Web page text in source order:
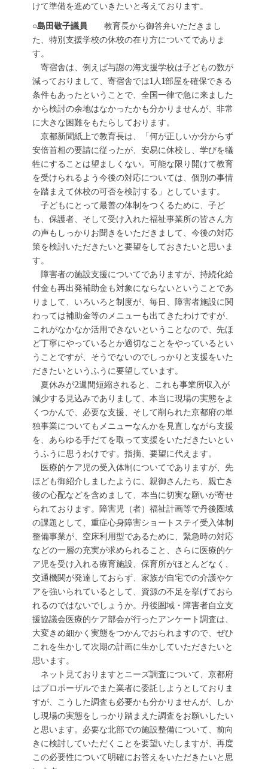
けて準備を進めていきたいと考えております。
○島田敬子議員 教育長から御答弁いただきまし
た、特別支援学校の休校の在り方についてでありま
す。
寄宿舎は、例えば与謝の海支援学校は子どもの数が
減っておりまして、寄宿舎では1人1部屋を確保できる
条件もあったということで、全国一律で急に来ました
から検討の余地はなかったかも分かりませんが、非常
に大きな困難をもたらしております。
京都新聞紙上で教育長は、「何が正しいか分からず
安倍首相の要請に従ったが、安易に休校し、学びを犠
牲にすることは望ましくない。可能な限り開けて教育
を受けられるよう今後の対応については、個別の事情
を踏まえて休校の可否を検討する」としています。
子どもにとって最善の体制をつくるために、子ど
も、保護者、そして受け入れた福祉事業所の皆さん方
の声もしっかりお聞きをいただきまして、今後の対応
策を検討いただきたいと要望をしておきたいと思いま
す。
障害者の施設支援についてでありますが、持続化給
付金も再出発補助金も対象にならないということであ
りまして、いろいろと制度が、毎日、障害者施設に関
わっては補助金等のメニューも出てきたわけですが、
これがなかなか活用できないということなので、先ほ
ど丁寧にやっているとか適切なことをやっているとい
うことですが、そうでないのでしっかりと支援をいた
だきたいというふうに要望しています。
夏休みが2週間短縮されると、これも事業所収入が
減少する見込みでありまして、本当に現場の実態をよ
くつかんで、必要な支援、そして削られた京都府の単
独事業についてもメニューなんかを見直しながら支援
を、あらゆる手だてを取って支援をいただきたいとい
うふうに思うわけです。指摘、要望に代えます。
医療的ケア児の受入体制についてでありますが、先
ほども御紹介しましたように、親御さんたち、親亡き
後の心配などを含めまして、本当に切実な願いが寄せ
られております。障害児（者）福祉計画等で丹後圏域
の課題として、重症心身障害ショートステイ受入体制
整備事業が、空床利用型であるために、緊急時の対応
などの一層の充実が求められること、さらに医療的ケ
ア児を受け入れる療育施設、保育所がほとんどなく、
交通機関が発達しておらず、家族が自宅での介護やケ
アを強いられているとして、資源の不足を挙げておら
れるのではないでしょうか。丹後圏域・障害者自立支
援協議会医療的ケア部会が行ったアンケート調査は、
大変きめ細かく実態をつかんでおられますので、ぜひ
これを生かして次期の計画に生かしていただきたいと
思います。
ネット見ておりますとニーズ調査について、京都府
はプロポーザルでまた業者に委託しようとしておりま
すが、こうした調査も必要かも分かりませんが、しか
し現場の実態をしっかり踏まえた調査をお願いしたい
と思います。必要な北部での施設整備について、前向
きに検討していただくことを要望いたしますが、再度
この必要性について明確にお答えをいただきたいと思